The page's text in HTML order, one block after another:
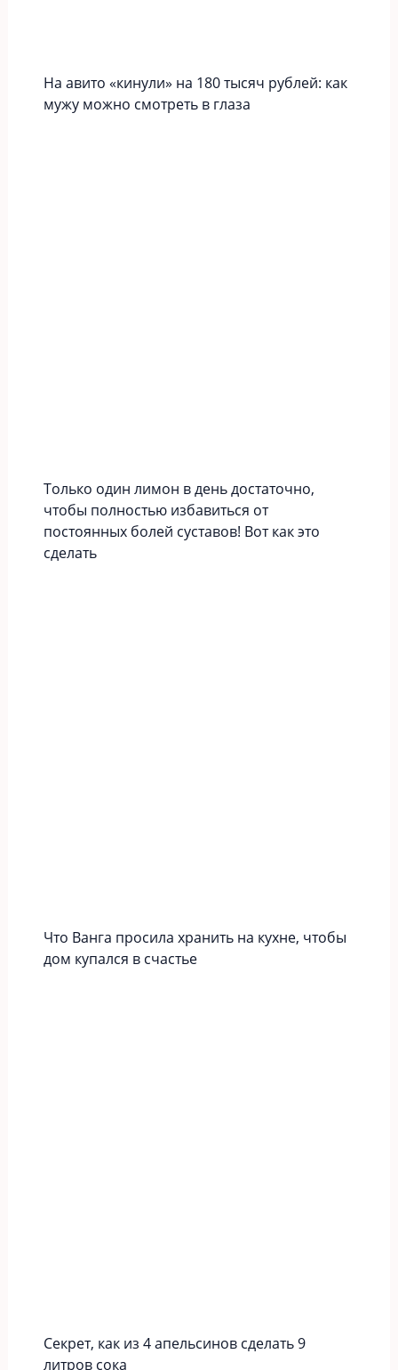
На авито «кинули» на 180 тысяч рублей: как
мужу можно смотреть в глаза
Только один лимон в день достаточно,
чтобы полностью избавиться от
постоянных болей суставов! Вот как это
сделать
Что Ванга просила хранить на кухне, чтобы
дом купался в счастье
​Секрет, как из 4 апельсинов сделать 9
литров сока